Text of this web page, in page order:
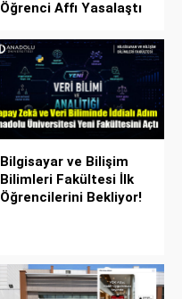
Öğrenci Affı Yasalaştı
Bilgisayar ve Bilişim
Bilimleri Fakültesi İlk
Öğrencilerini Bekliyor!